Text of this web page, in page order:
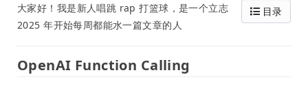
目录
大家好！我是新人唱跳 rap 打篮球，是一个立志
2025 年开始每周都能水一篇文章的人
OpenAI Function Calling